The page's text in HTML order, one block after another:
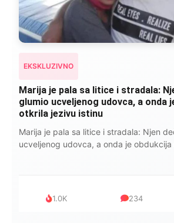
EKSKLUZIVNO
Marija je pala sa litice i stradala:
glumio ucveljenog udovca, a onda
otkrila jezivu istinu
Marija je pala sa litice i stradala: Njen
ucveljenog udovca, a onda je
1.0K 234